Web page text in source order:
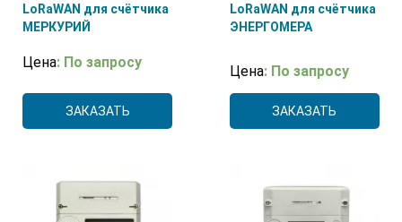
LoRaWAN для счётчика
МЕРКУРИЙ
Цена: По запросу
ЗАКАЗАТЬ
LoRaWAN для счётчика
ЭНЕРГОМЕРА
Цена: По запросу
ЗАКАЗАТЬ